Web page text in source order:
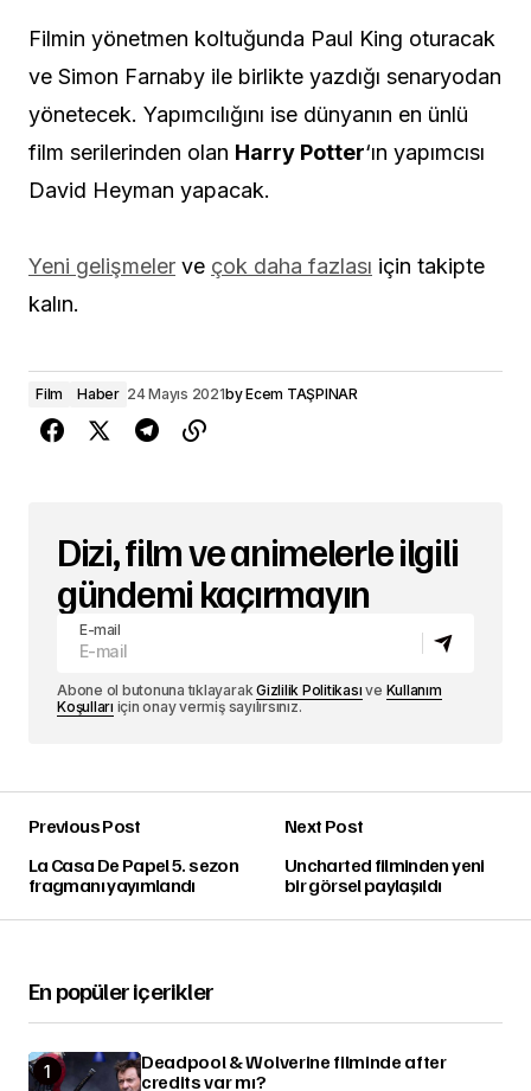
Filmin yönetmen koltuğunda Paul King oturacak
ve Simon Farnaby ile birlikte yazdığı senaryodan
yönetecek. Yapımcılığını ise dünyanın en ünlü
film serilerinden olan Harry Potter‘ın yapımcısı
David Heyman yapacak.
Yeni gelişmeler ve çok daha fazlası için takipte
kalın.
Film Haber 24 Mayıs 2021byEcem TAŞPINAR
Dizi, film ve animelerle ilgili
gündemi kaçırmayın
E-mail
Abone ol butonuna tıklayarakGizlilik Politikası ve Kullanım
Koşulları için onay vermiş sayılırsınız.
Previous Post
La Casa De Papel 5. sezon
fragmanı yayımlandı
Next Post
Uncharted filminden yeni
bir görsel paylaşıldı
En popüler içerikler
Deadpool & Wolverine filminde after
credits var mı?